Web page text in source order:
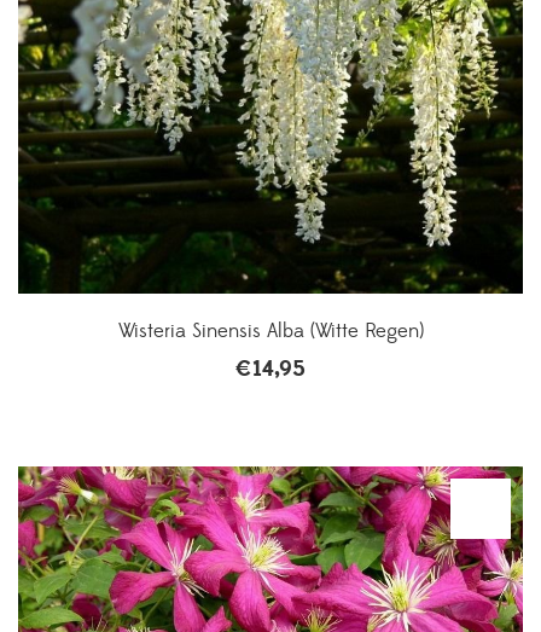
Wisteria Sinensis Alba (Witte Regen)
€14,95